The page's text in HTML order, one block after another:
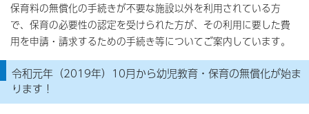
保育料の無償化の手続きが不要な施設以外を利用されている方
で、保育の必要性の認定を受けられた方が、その利用に要した費
用を申請・請求するための手続き等についてご案内しています。
令和元年（2019年）10月から幼児教育・保育の無償化が始ま
ります！